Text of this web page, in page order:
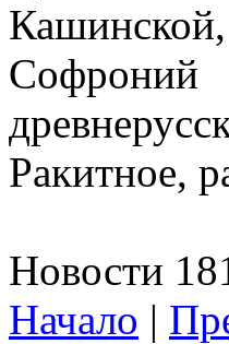
Ракитное,
Новости
Начало |